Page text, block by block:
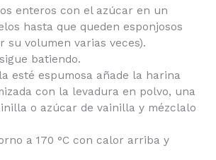
enteros con el azúcar en un
hasta que queden esponjosos
su volumen varias veces).
batiendo.
esté espumosa añade la harina
con la levadura en polvo,
y vainilla o azúcar de vainilla y
a 170 °C con calor arriba y